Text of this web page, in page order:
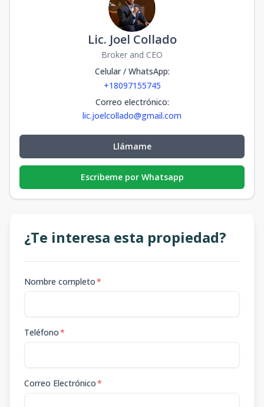
Lic. Joel Collado
Broker and CEO
Celular / WhatsApp:
+18097155745
Correo electrónico:
lic.joelcollado@gmail.com
Llámame
Escribeme por Whatsapp
¿Te interesa esta propiedad?
Nombre completo*
Teléfono*
Correo Electrónico*